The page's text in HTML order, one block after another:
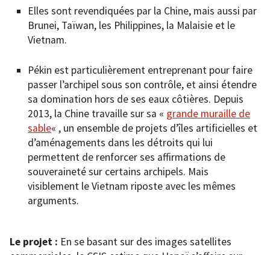
Elles sont revendiquées par la Chine, mais aussi par
Brunei, Taïwan, les Philippines, la Malaisie et le
Vietnam.
Pékin est particulièrement entreprenant pour faire
passer l’archipel sous son contrôle, et ainsi étendre
sa domination hors de ses eaux côtières. Depuis
2013, la Chine travaille sur sa « grande muraille de
sable« , un ensemble de projets d’îles artificielles et
d’aménagements dans les détroits qui lui
permettent de renforcer ses affirmations de
souveraineté sur certains archipels. Mais
visiblement le Vietnam riposte avec les mêmes
arguments.
Le projet : En se basant sur des images satellites